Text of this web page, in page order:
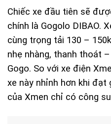
Chiếc xe đầu tiên sẽ
chính là Gogolo DIBAO.
cùng trọng tải 130 –
nhẹ nhàng, thanh thoát
Gogo. So với xe điện
xe này nhỉnh hơn khi đạt
của Xmen chỉ có công